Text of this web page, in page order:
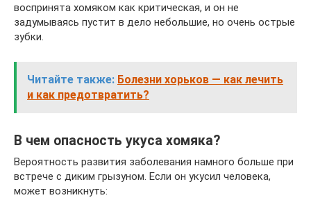
воспринята хомяком как критическая, и он не
задумываясь пустит в дело небольшие, но очень острые
зубки.
Читайте также: Болезни хорьков — как лечить
и как предотвратить?
В чем опасность укуса хомяка?
Вероятность развития заболевания намного больше при
встрече с диким грызуном. Если он укусил человека,
может возникнуть: